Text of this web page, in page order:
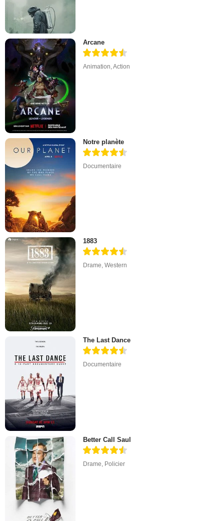
Arcane
Animation,Action
Notre planète
Documentaire
1883
Drame,Western
The Last Dance
Documentaire
Better Call Saul
Drame Policier